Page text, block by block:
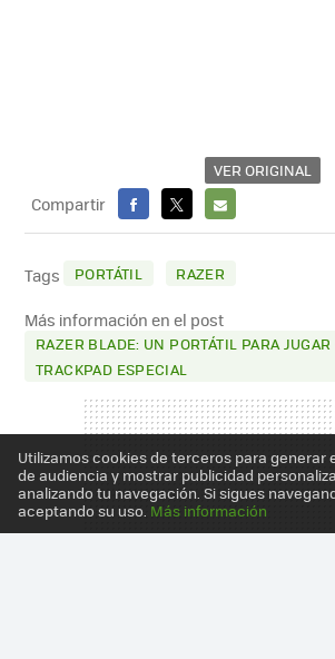
VER ORIGINAL
Compartir
FACEBOOK
X
E-
MAIL
Tags PORTÁTIL RAZER
Más información en el post
RAZER BLADE: UN PORTÁTIL PARA
TRACKPAD ESPECIAL
Utilizamos cookies de terceros para generar
de audiencia y mostrar publicidad
analizando tu navegación. Si sigues
aceptando su uso. Más información